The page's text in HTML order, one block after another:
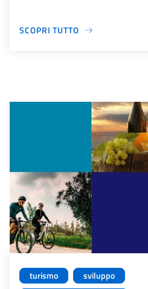
SCOPRI TUTTO
turismo
sviluppo